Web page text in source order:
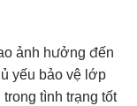
ảnh hưởng đến
yếu bảo vệ lớp
tình trạng tốt